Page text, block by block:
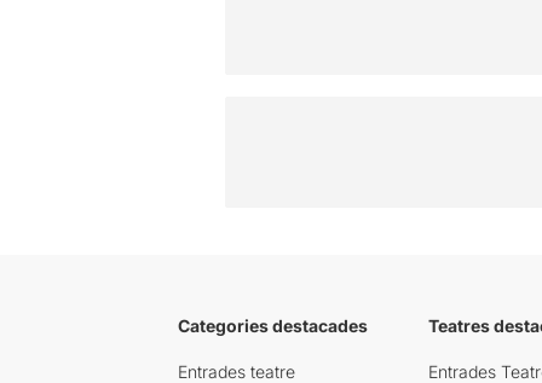
Categories destacades
Entrades teatre
Teatres
Entrades